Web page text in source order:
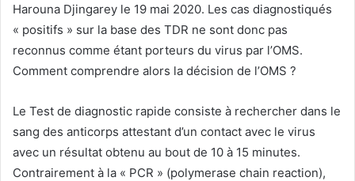
Harouna Djingarey le 19 mai 2020. Les cas diagnostiqués
« positifs » sur la base des TDR ne sont donc pas
reconnus comme étant porteurs du virus par l’OMS.
Comment comprendre alors la décision de l’OMS ?
Le Test de diagnostic rapide consiste à rechercher dans le
sang des anticorps attestant d’un contact avec le virus
avec un résultat obtenu au bout de 10 à 15 minutes.
Contrairement à la « PCR » (polymerase chain reaction),